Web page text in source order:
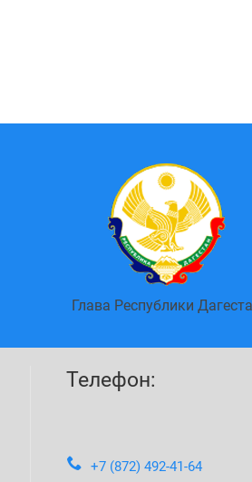
Глава Республики
Телефон:
+7 (872) 492-41-64